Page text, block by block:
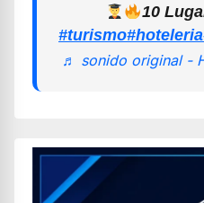
10
#turismo#hoteleria
♬ sonido original -